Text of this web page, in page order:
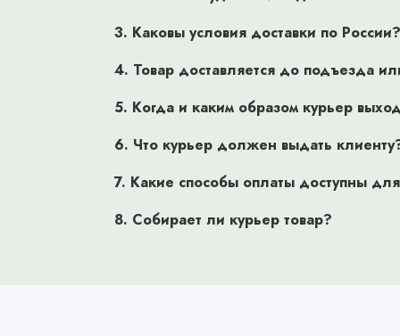
пряжка, плечевые ремни и дополнительные накладки на
3. Каковы условия доставки по России?
4. Товар доставляется до подъезда
5. Когда и каким образом курьер
6. Что курьер должен выдать
7. Какие способы оплаты доступны
8. Собирает ли курьер товар?